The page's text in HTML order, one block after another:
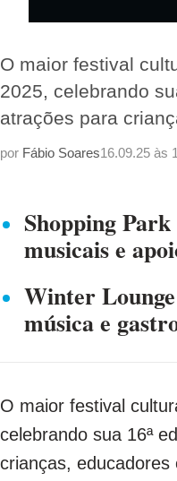
O maior festival
2025, celebrando
atrações para
por Fábio Soares16.09.25 às
Shopping
musicais e
Winter
música e
O maior festival
celebrando sua 16ª
crianças,